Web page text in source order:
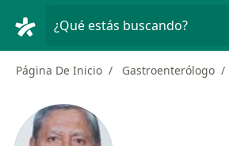
¿Qué estás buscando?
Página De Inicio Gastroenterólogo